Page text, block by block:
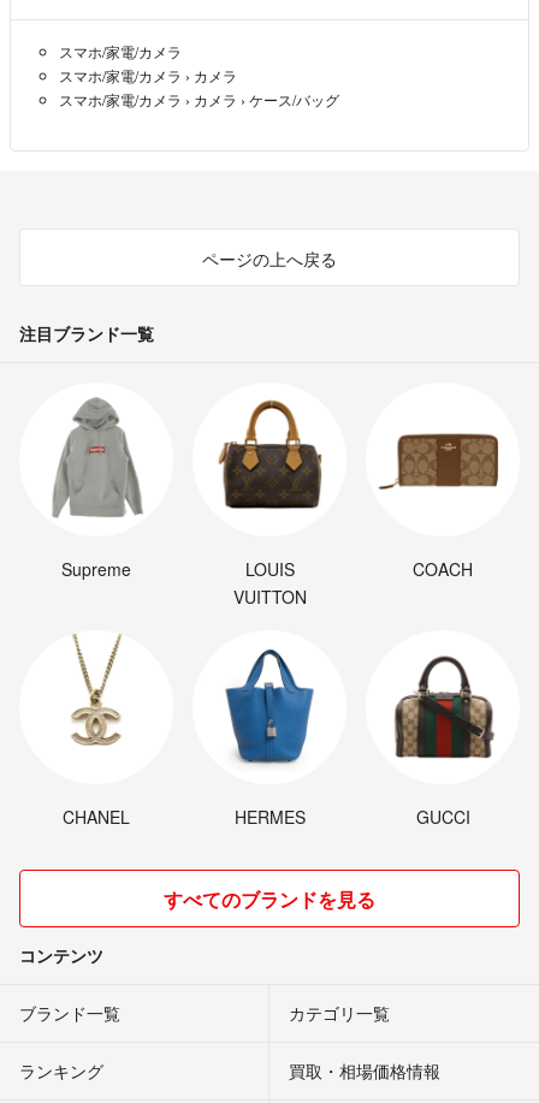
スマホ/家電/カメラ
スマホ/家電/カメラ › カメラ
スマホ/家電/カメラ › カメラ › ケース/バッグ
ページの上へ戻る
注目ブランド一覧
Supreme
LOUIS
VUITTON
COACH
CHANEL HERMES GUCCI
すべてのブランドを見る
コンテンツ
ブランド一覧 カテゴリ一覧
ランキング 買取・相場価格情報